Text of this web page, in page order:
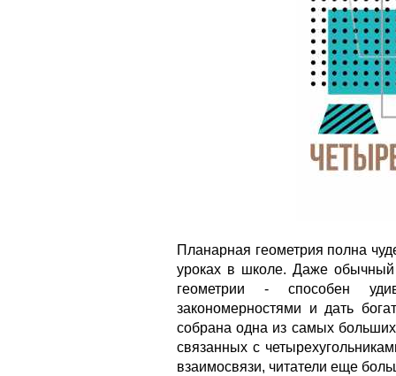
Планарная геометрия полна
уроках в школе. Даже обычный
геометрии - способен
закономерностями и дать
собрана одна из самых
связанных с
взаимосвязи, читатели еще